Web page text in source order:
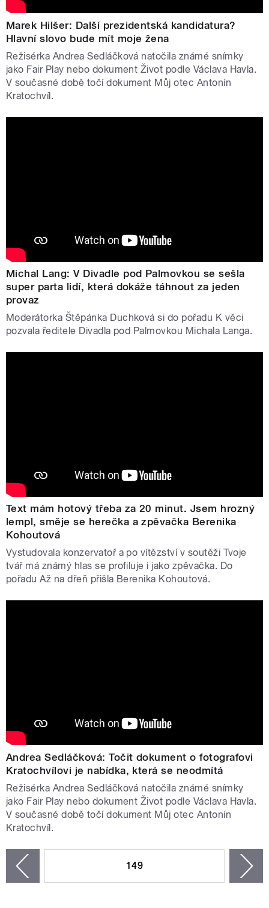
Marek Hilšer: Další prezidentská kandidatura?
Hlavní slovo bude mít moje žena
Režisérka Andrea Sedláčková natočila známé snímky
jako Fair Play nebo dokument Život podle Václava Havla.
V současné době točí dokument Můj otec Antonín
Kratochvíl.
Michal Lang: V Divadle pod Palmovkou se sešla
super parta lidí, která dokáže táhnout za jeden
provaz
Moderátorka Štěpánka Duchková si do pořadu K věci
pozvala ředitele Divadla pod Palmovkou Michala Langa.
Text mám hotový třeba za 20 minut. Jsem hrozný
lempl, směje se herečka a zpěvačka Berenika
Kohoutová
Vystudovala konzervatoř a po vítězství v soutěži Tvoje
tvář má známý hlas se profiluje i jako zpěvačka. Do
pořadu Až na dřeň přišla Berenika Kohoutová.
Andrea Sedláčková: Točit dokument o fotografovi
Kratochvílovi je nabídka, která se neodmítá
Režisérka Andrea Sedláčková natočila známé snímky
jako Fair Play nebo dokument Život podle Václava Havla.
V současné době točí dokument Můj otec Antonín
Kratochvíl.
149